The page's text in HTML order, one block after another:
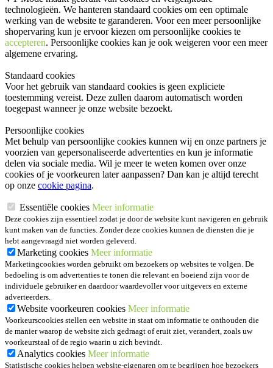
technologieën. We hanteren standaard cookies om een optimale
werking van de website te garanderen. Voor een meer persoonlijke
shopervaring kun je ervoor kiezen om persoonlijke cookies te
accepteren. Persoonlijke cookies kan je ook weigeren voor een meer
algemene ervaring.
Standaard cookies
Voor het gebruik van standaard cookies is geen expliciete
toestemming vereist. Deze zullen daarom automatisch worden
toegepast wanneer je onze website bezoekt.
Persoonlijke cookies
Met behulp van persoonlijke cookies kunnen wij en onze partners je
voorzien van gepersonaliseerde advertenties en kun je informatie
delen via sociale media. Wil je meer te weten komen over onze
cookies of je voorkeuren later aanpassen? Dan kan je altijd terecht
op onze cookie pagina.
Essentiële cookies Meer informatie
Deze cookies zijn essentieel zodat je door de website kunt navigeren en gebruik
kunt maken van de functies. Zonder deze cookies kunnen de diensten die je
hebt aangevraagd niet worden geleverd.
Marketing cookies Meer informatie
Marketingcookies worden gebruikt om bezoekers op websites te volgen. De
bedoeling is om advertenties te tonen die relevant en boeiend zijn voor de
individuele gebruiker en daardoor waardevoller voor uitgevers en externe
adverteerders.
Website voorkeuren cookies Meer informatie
Voorkeurscookies stellen een website in staat om informatie te onthouden die
de manier waarop de website zich gedraagt of eruit ziet, verandert, zoals uw
voorkeurstaal of de regio waarin u zich bevindt.
Analytics cookies Meer informatie
Statistische cookies helpen website-eigenaren om te begrijpen hoe bezoekers